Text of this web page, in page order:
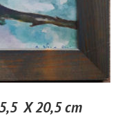
X 20,5 cm